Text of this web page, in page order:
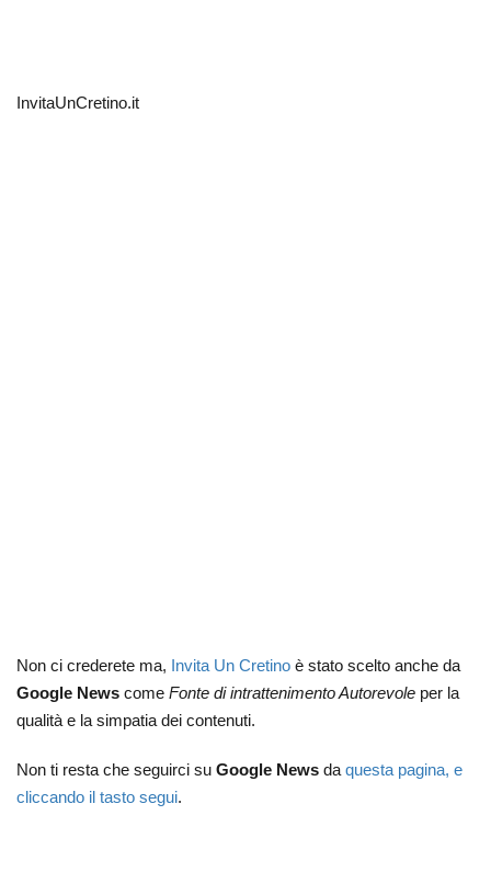
InvitaUnCretino.it
Non ci crederete ma, Invita Un Cretino è stato scelto anche da
Google News come Fonte di intrattenimento Autorevole per la
qualità e la simpatia dei contenuti.
Non ti resta che seguirci su Google News da questa pagina, e
cliccando il tasto segui.